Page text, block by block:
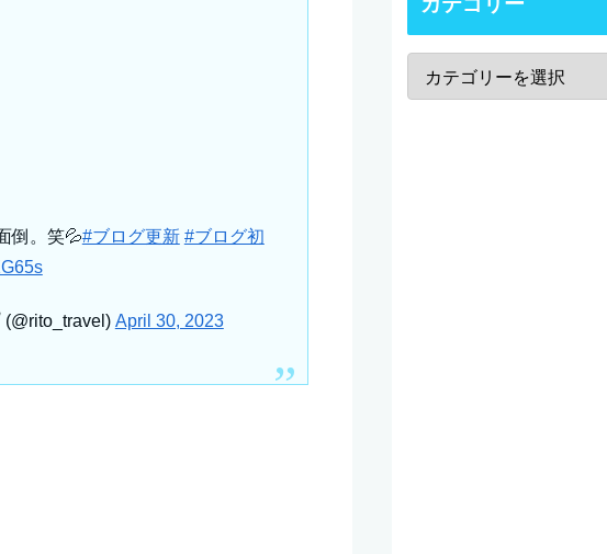
倒。笑💦#ブログ更新 #ブログ初
April 30, 2023